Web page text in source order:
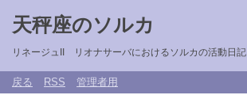
天秤座のソルカ
リネージュII リオナサーバにおけるソルカの活動日記
戻る RSS 管理者用